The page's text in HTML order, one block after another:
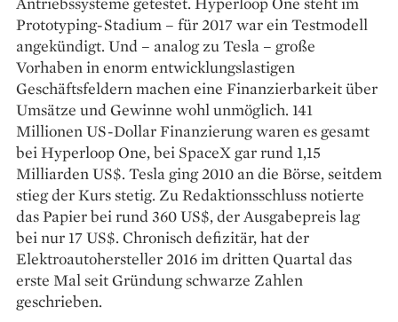
Prototyping-Stadium – für 2017 war ein Testmodell
angekündigt. Und – analog zu Tesla – große
Vorhaben in enorm entwicklungslastigen
Geschäftsfeldern machen eine Finanzierbarkeit über
Umsätze und Gewinne wohl unmöglich. 141
Millionen US-Dollar Finanzierung waren es gesamt
bei Hyperloop One, bei SpaceX gar rund 1,15
Milliarden US$. Tesla ging 2010 an die Börse, seitdem
stieg der Kurs stetig. Zu Redaktionsschluss notierte
das Papier bei rund 360 US$, der Ausgabepreis lag
bei nur 17 US$. Chronisch defizitär, hat der
Elektroautohersteller 2016 im dritten Quartal das
erste Mal seit Gründung schwarze Zahlen
geschrieben.